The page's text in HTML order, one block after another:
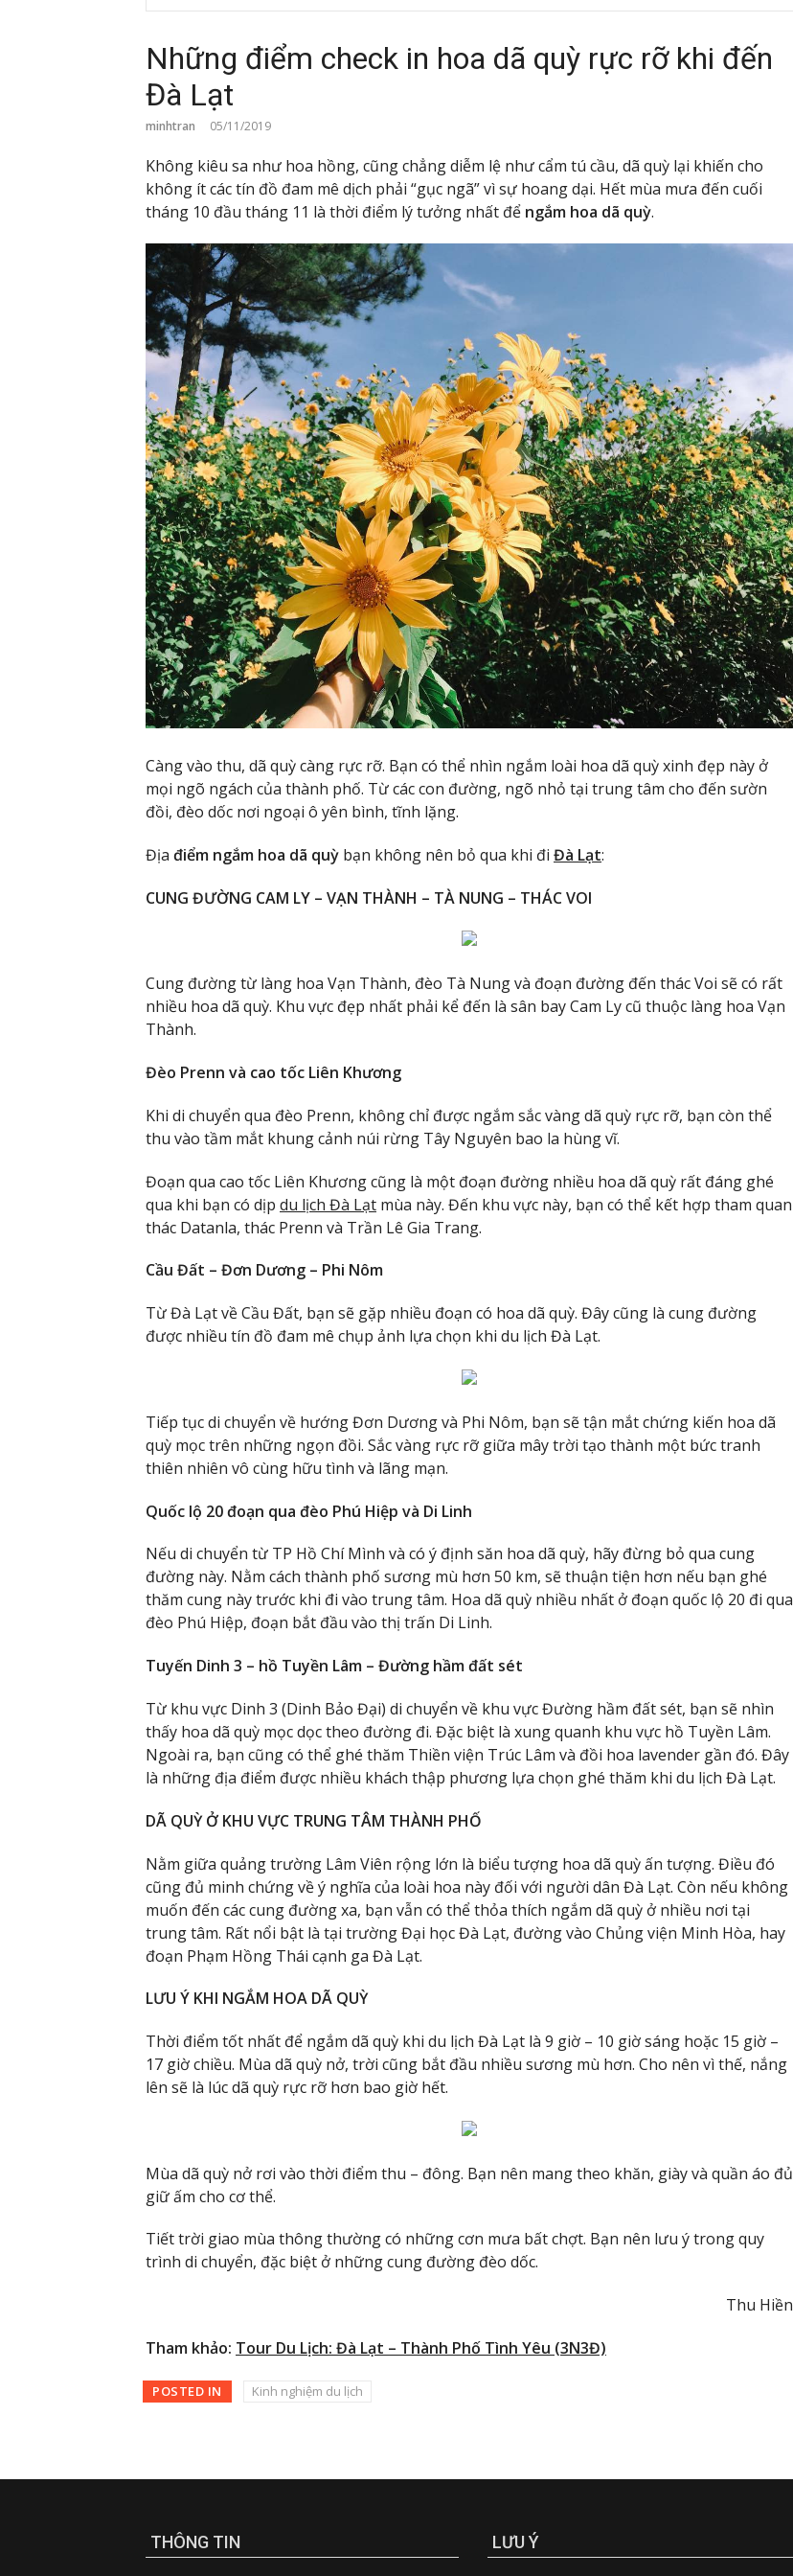
Những điểm check in hoa dã quỳ rực rỡ khi đến
Đà Lạt
minhtran 05/11/2019
Không kiêu sa như hoa hồng, cũng chẳng diễm lệ như cẩm tú cầu, dã quỳ lại khiến cho
không ít các tín đồ đam mê dịch phải “gục ngã” vì sự hoang dại. Hết mùa mưa đến cuối
tháng 10 đầu tháng 11 là thời điểm lý tưởng nhất để ngắm hoa dã quỳ.
Càng vào thu, dã quỳ càng rực rỡ. Bạn có thể nhìn ngắm loài hoa dã quỳ xinh đẹp này ở
mọi ngõ ngách của thành phố. Từ các con đường, ngõ nhỏ tại trung tâm cho đến sườn
đồi, đèo dốc nơi ngoại ô yên bình, tĩnh lặng.
Địa điểm ngắm hoa dã quỳ bạn không nên bỏ qua khi đi Đà Lạt:
CUNG ĐƯỜNG CAM LY – VẠN THÀNH – TÀ NUNG – THÁC VOI
Cung đường từ làng hoa Vạn Thành, đèo Tà Nung và đoạn đường đến thác Voi sẽ có rất
nhiều hoa dã quỳ. Khu vực đẹp nhất phải kể đến là sân bay Cam Ly cũ thuộc làng hoa Vạn
Thành.
Đèo Prenn và cao tốc Liên Khương
Khi di chuyển qua đèo Prenn, không chỉ được ngắm sắc vàng dã quỳ rực rỡ, bạn còn thể
thu vào tầm mắt khung cảnh núi rừng Tây Nguyên bao la hùng vĩ.
Đoạn qua cao tốc Liên Khương cũng là một đoạn đường nhiều hoa dã quỳ rất đáng ghé
qua khi bạn có dịp du lịch Đà Lạt mùa này. Đến khu vực này, bạn có thể kết hợp tham quan
thác Datanla, thác Prenn và Trần Lê Gia Trang.
Cầu Đất – Đơn Dương – Phi Nôm
Từ Đà Lạt về Cầu Đất, bạn sẽ gặp nhiều đoạn có hoa dã quỳ. Đây cũng là cung đường
được nhiều tín đồ đam mê chụp ảnh lựa chọn khi du lịch Đà Lạt.
Tiếp tục di chuyển về hướng Đơn Dương và Phi Nôm, bạn sẽ tận mắt chứng kiến hoa dã
quỳ mọc trên những ngọn đồi. Sắc vàng rực rỡ giữa mây trời tạo thành một bức tranh
thiên nhiên vô cùng hữu tình và lãng mạn.
Quốc lộ 20 đoạn qua đèo Phú Hiệp và Di Linh
Nếu di chuyển từ TP Hồ Chí Mình và có ý định săn hoa dã quỳ, hãy đừng bỏ qua cung
đường này. Nằm cách thành phố sương mù hơn 50 km, sẽ thuận tiện hơn nếu bạn ghé
thăm cung này trước khi đi vào trung tâm. Hoa dã quỳ nhiều nhất ở đoạn quốc lộ 20 đi qua
đèo Phú Hiệp, đoạn bắt đầu vào thị trấn Di Linh.
Tuyến Dinh 3 – hồ Tuyền Lâm – Đường hầm đất sét
Từ khu vực Dinh 3 (Dinh Bảo Đại) di chuyển về khu vực Đường hầm đất sét, bạn sẽ nhìn
thấy hoa dã quỳ mọc dọc theo đường đi. Đặc biệt là xung quanh khu vực hồ Tuyền Lâm.
Ngoài ra, bạn cũng có thể ghé thăm Thiền viện Trúc Lâm và đồi hoa lavender gần đó. Đây
là những địa điểm được nhiều khách thập phương lựa chọn ghé thăm khi du lịch Đà Lạt.
DÃ QUỲ Ở KHU VỰC TRUNG TÂM THÀNH PHỐ
Nằm giữa quảng trường Lâm Viên rộng lớn là biểu tượng hoa dã quỳ ấn tượng. Điều đó
cũng đủ minh chứng về ý nghĩa của loài hoa này đối với người dân Đà Lạt. Còn nếu không
muốn đến các cung đường xa, bạn vẫn có thể thỏa thích ngắm dã quỳ ở nhiều nơi tại
trung tâm. Rất nổi bật là tại trường Đại học Đà Lạt, đường vào Chủng viện Minh Hòa, hay
đoạn Phạm Hồng Thái cạnh ga Đà Lạt.
LƯU Ý KHI NGẮM HOA DÃ QUỲ
Thời điểm tốt nhất để ngắm dã quỳ khi du lịch Đà Lạt là 9 giờ – 10 giờ sáng hoặc 15 giờ –
17 giờ chiều. Mùa dã quỳ nở, trời cũng bắt đầu nhiều sương mù hơn. Cho nên vì thế, nắng
lên sẽ là lúc dã quỳ rực rỡ hơn bao giờ hết.
Mùa dã quỳ nở rơi vào thời điểm thu – đông. Bạn nên mang theo khăn, giày và quần áo đủ
giữ ấm cho cơ thể.
Tiết trời giao mùa thông thường có những cơn mưa bất chợt. Bạn nên lưu ý trong quy
trình di chuyển, đặc biệt ở những cung đường đèo dốc.
Thu Hiền
Tham khảo: Tour Du Lịch: Đà Lạt – Thành Phố Tình Yêu (3N3Đ)
POSTED IN Kinh nghiệm du lịch
THÔNG TIN LƯU Ý